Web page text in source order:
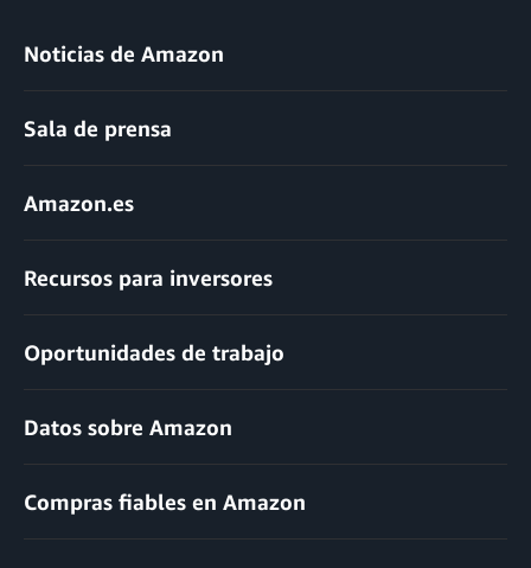
Noticias de Amazon
Sala de prensa
Amazon.es
Recursos para inversores
Oportunidades de trabajo
Datos sobre Amazon
Compras fiables en Amazon